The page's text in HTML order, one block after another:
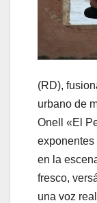
(RD),
urbano de
Onell «El
exponentes
en la
fresco,
una voz